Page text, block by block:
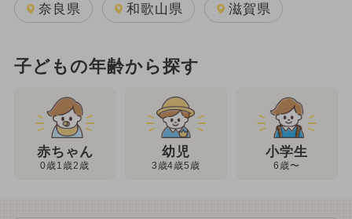
奈良県 和歌山県 滋賀県
子どもの年齢から探す
赤ちゃん
0歳1歳2歳
幼児
3歳4歳5歳
小学生
6歳〜